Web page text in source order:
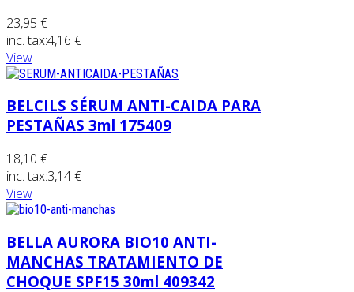
23,95 €
inc. tax:4,16 €
View
BELCILS SÉRUM ANTI-CAIDA PARA
PESTAÑAS 3ml 175409
18,10 €
inc. tax:3,14 €
View
BELLA AURORA BIO10 ANTI-
MANCHAS TRATAMIENTO DE
CHOQUE SPF15 30ml 409342